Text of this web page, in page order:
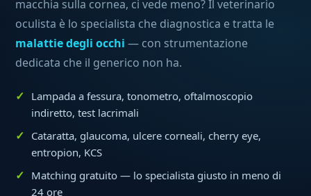
macchia sulla cornea, ci vede meno? Il veterinario
oculista è lo specialista che diagnostica e tratta le
malattie degli occhi — con strumentazione
dedicata che il generico non ha.
Lampada a fessura, tonometro, oftalmoscopio
indiretto, test lacrimali
Cataratta, glaucoma, ulcere corneali, cherry eye,
entropion, KCS
Matching gratuito — lo specialista giusto in meno di
24 ore